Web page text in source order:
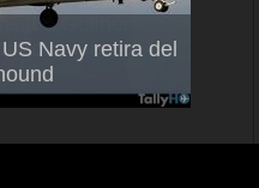
Navy retira del
a Guilhem
General